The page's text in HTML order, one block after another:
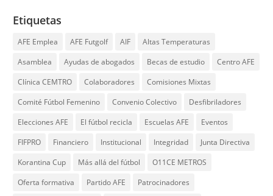
Etiquetas
AFE Emplea AFE Futgolf AIF
Altas Temperaturas
Asamblea
Ayudas de abogados Becas de estudio
Centro AFE
Clínica CEMTRO
Colaboradores
Comisiones Mixtas
Comité Fútbol Femenino
Convenio Colectivo
Desfibriladores
Elecciones AFE
El fútbol recicla Escuelas AFE
Eventos
FIFPRO
Financiero Institucional Integridad
Junta Directiva
Korantina Cup
Más allá del fútbol
O11CE METROS
Oferta formativa
Partido AFE
Patrocinadores